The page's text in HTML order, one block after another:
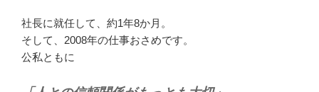
社長に就任して、約1年8か月。
そして、2008年の仕事おさめです。
公私ともに